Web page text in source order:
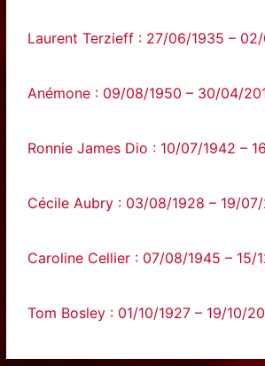
Laurent Terzieff : 27/06/1935 –
Anémone : 09/08/1950 – 30/04/
Ronnie James Dio : 10/07/1942 –
Cécile Aubry : 03/08/1928 – 19/07/
Caroline Cellier : 07/08/1945 – 15/
Tom Bosley : 01/10/1927 – 19/10/